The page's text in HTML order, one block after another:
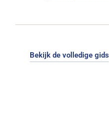
Bekijk de volledige gids